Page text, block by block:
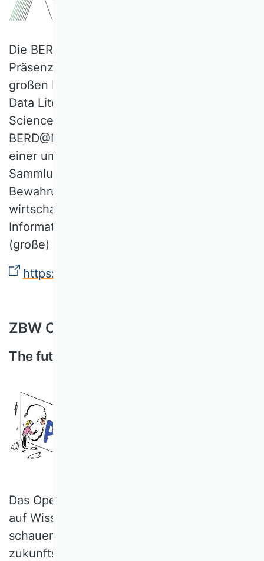
Die BERD Academy bietet Selflearning,
Präsenz- und Online-Workshops zu einer
großen Bandbreite an Themen rund um
Data Literacy, Data Management und Data
Science. Sie ist Teil des Projekts
BERD@NFDI, einer Initiative zur Schaffung
einer umfassenden Plattform für die
Sammlung, Verarbeitung, Analyse und
Bewahrung von Geschäftsdaten,
wirtschaftlichen Daten und verwandten
Informationen mit Fokus unstrukturierte
(große) Daten.
https://www.berd-nfdi.de/berd-academy/
ZBW Open-Science-Magazin
The future is Open Science.
Das Open-Science-Magazin lädt Sie ein,
auf Wissenschaft im digitalen Zeitalter zu
schauen: neu, modern und
zukunftsorientiert. Jeden Monat geben wir